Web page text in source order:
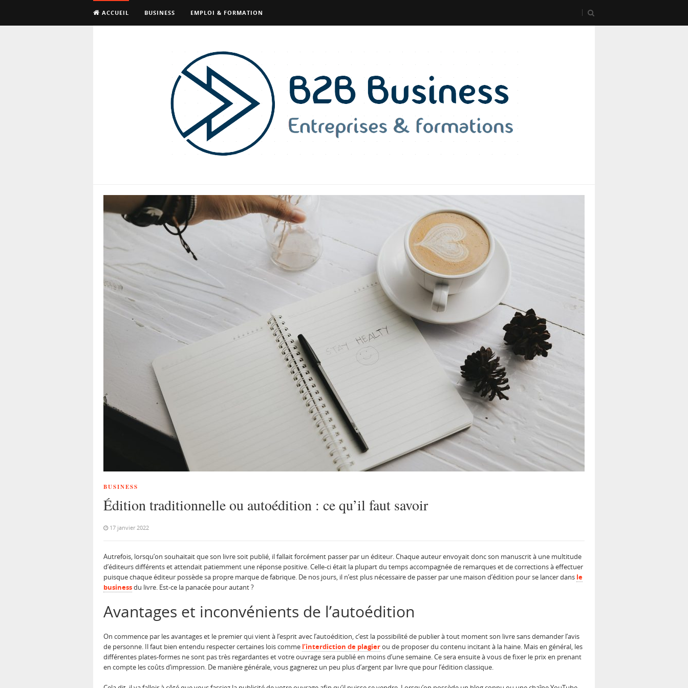
ACCUEIL BUSINESS EMPLOI & FORMATION
BUSINESS
Édition traditionnelle ou autoédition : ce qu’il faut savoir
17 janvier 2022
Autrefois, lorsqu’on souhaitait que son livre soit publié, il fallait forcément passer par un éditeur. Chaque auteur envoyait donc son manuscrit à une multitude
d’éditeurs différents et attendait patiemment une réponse positive. Celle-ci était la plupart du temps accompagnée de remarques et de corrections à effectuer
puisque chaque éditeur possède sa propre marque de fabrique. De nos jours, il n’est plus nécessaire de passer par une maison d’édition pour se lancer dans le
businessdu livre. Est-ce la panacée pour autant ?
Avantages et inconvénients de l’autoédition
On commence par les avantages et le premier qui vient à l’esprit avec l’autoédition, c’est la possibilité de publier à tout moment son livre sans demander l’avis
de personne. Il faut bien entendu respecter certaines lois comme l’interdiction de plagierou de proposer du contenu incitant à la haine. Mais en général, les
différentes plates-formes ne sont pas très regardantes et votre ouvrage sera publié en moins d’une semaine. Ce sera ensuite à vous de fixer le prix en prenant
en compte les coûts d’impression. De manière générale, vous gagnerez un peu plus d’argent par livre que pour l’édition classique.